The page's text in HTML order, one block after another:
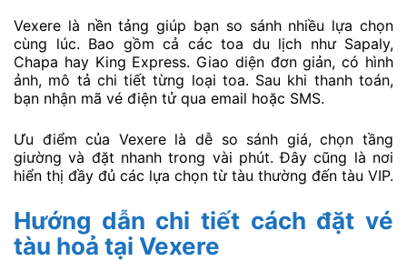
Vexere là nền tảng giúp bạn so sánh nhiều lựa chọn
cùng lúc. Bao gồm cả các toa du lịch như Sapaly,
Chapa hay King Express. Giao diện đơn giản, có hình
ảnh, mô tả chi tiết từng loại toa. Sau khi thanh toán,
bạn nhận mã vé điện tử qua email hoặc SMS.
Ưu điểm của Vexere là dễ so sánh giá, chọn tầng
giường và đặt nhanh trong vài phút. Đây cũng là nơi
hiển thị đầy đủ các lựa chọn từ tàu thường đến tàu VIP.
Hướng dẫn chi tiết cách đặt vé
tàu hoả tại Vexere